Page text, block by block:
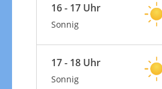
16 - 17 Uhr
Sonnig
17 - 18 Uhr
Sonnig